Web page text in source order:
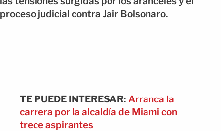
proceso judicial contra Jair Bolsonaro.
TE PUEDE INTERESAR: Arranca la
carrera por la alcaldía de Miami con
trece aspirantes